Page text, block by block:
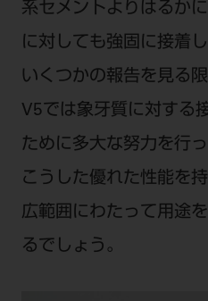
系セメントよりはるか
に対しても強固に接着し
いくつかの報告を見る
V5では象牙質に対する
ために多大な努力を行
こうした優れた性能を
広範囲にわたって用途
るでしょう。